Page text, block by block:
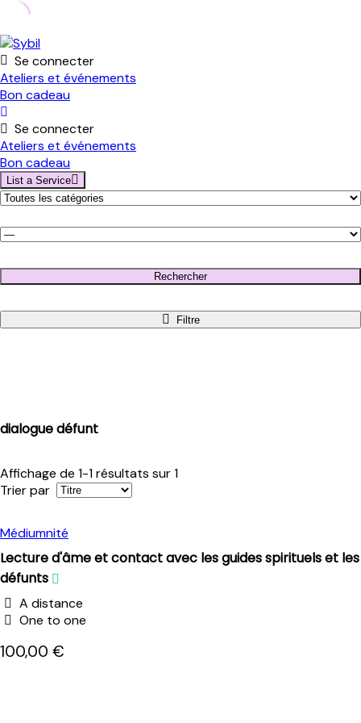
Skip
to
content
Se connecter
Ateliers et événements
Bon cadeau
Se connecter
Ateliers et événements
Bon cadeau
List a Service
Rechercher
Filtre
dialogue défunt
Affichage de 1-1 résultats sur 1
Trier par
Médiumnité
Lecture d'âme et contact avec les guides spirituels et les
défunts
A distance
One to one
100,00 €